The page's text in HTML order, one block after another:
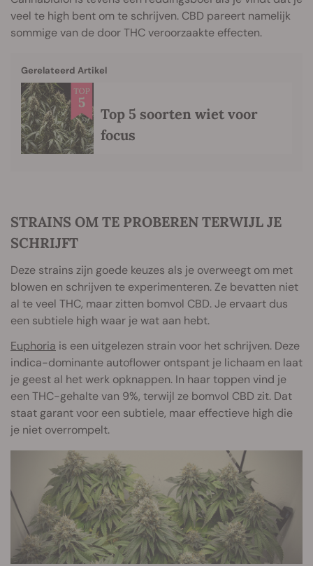
veel te high bent om te schrijven. CBD pareert namelijk
sommige van de door THC veroorzaakte effecten.
Gerelateerd Artikel
Top 5 soorten wiet voor
focus
STRAINS OM TE PROBEREN TERWIJL JE
SCHRIJFT
Deze strains zijn goede keuzes als je overweegt om met
blowen en schrijven te experimenteren. Ze bevatten niet
al te veel THC, maar zitten bomvol CBD. Je ervaart dus
een subtiele high waar je wat aan hebt.
Euphoria is een uitgelezen strain voor het schrijven. Deze
indica-dominante autoflower ontspant je lichaam en laat
je geest al het werk opknappen. In haar toppen vind je
een THC-gehalte van 9%, terwijl ze bomvol CBD zit. Dat
staat garant voor een subtiele, maar effectieve high die
je niet overrompelt.